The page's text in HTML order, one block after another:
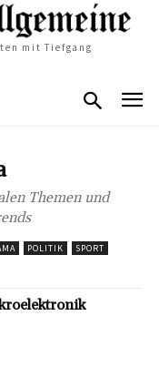
mit Tiefgang
Themen und
POLITIK
SPORT